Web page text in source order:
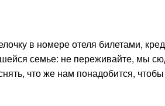
в номере отеля билетами,
семье: не переживайте, мы
что же нам понадобится,